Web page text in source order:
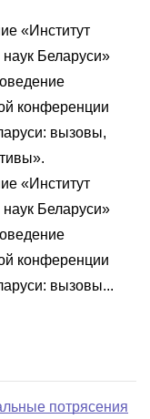
«Институт
Беларуси»
конференции
вызовы,
«Институт
Беларуси»
конференции
вызовы...
потрясения